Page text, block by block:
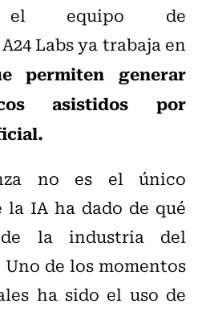
el equipo de
Labs ya trabaja en
permiten generar
asistidos por
no es el único
la IA ha dado de qué
la industria del
de los momentos
ha sido el uso de